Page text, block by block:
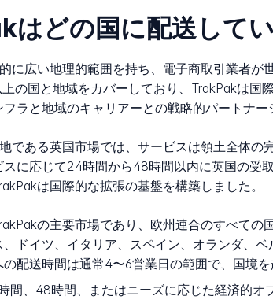
はどの国に配送して
に広い地理的範囲を持ち、電子商取引業者
の国と地域をカバーしており、TrakPakは国
ラと地域のキャリアーとの戦略的パートナ
である英国市場では、サービスは領土全体の
に応じて24時間から48時間以内に英国の受
は国際的な拡張の基盤を構築しました。
の主要市場であり、欧州連合のすべて
ドイツ、イタリア、スペイン、オランダ、
配送時間は通常4〜6営業日の範囲で、国境
間、48時間、またはニーズに応じた経済的オ